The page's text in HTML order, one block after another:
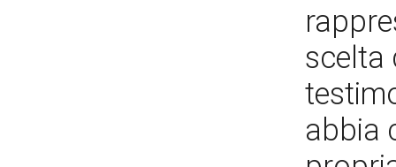
scelta
abbia